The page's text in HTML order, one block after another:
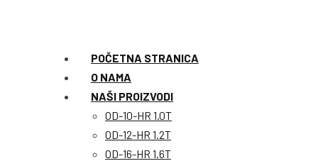
POČETNA STRANICA
O NAMA
NAŠI PROIZVODI
OD-10-HR 1.0T
OD-12-HR 1.2T
OD-16-HR 1.6T